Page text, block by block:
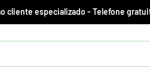
cliente especializado - Telefone